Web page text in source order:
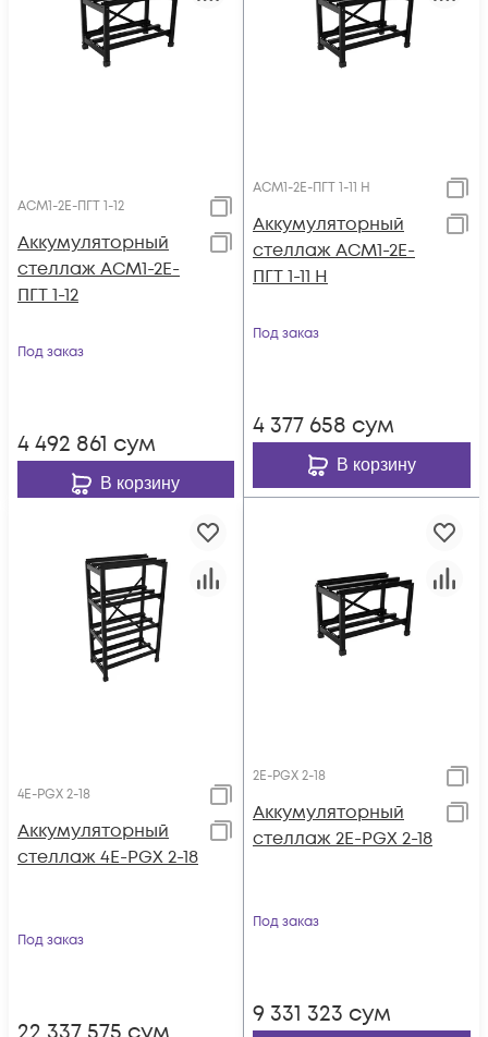
АСМ1-2E-ПГТ 1-12
Аккумуляторный
стеллаж АСМ1-2E-
ПГТ 1-12
Под заказ
4 492 861 сум
В корзину
АСМ1-2E-ПГТ 1-11 H
Аккумуляторный
стеллаж АСМ1-2E-
ПГТ 1-11 H
Под заказ
4 377 658 сум
В корзину
4E-PGX 2-18
Аккумуляторный
стеллаж 4E-PGX 2-18
Под заказ
2E-PGX 2-18
Аккумуляторный
стеллаж 2E-PGX 2-18
Под заказ
9 331 323 сум